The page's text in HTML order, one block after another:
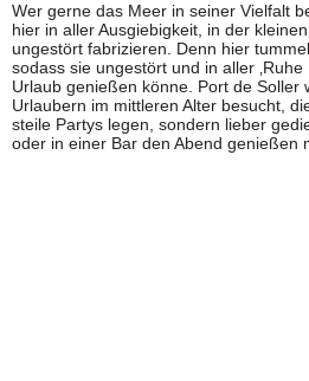
Wer gerne das Meer in seiner Vielfalt
hier in aller Ausgiebigkeit, in der
ungestört fabrizieren. Denn hier
sodass sie ungestört und in aller
Urlaub genießen könne. Port de Soller
Urlaubern im mittleren Alter besucht,
steile Partys legen, sondern lieber
oder in einer Bar den Abend genießen